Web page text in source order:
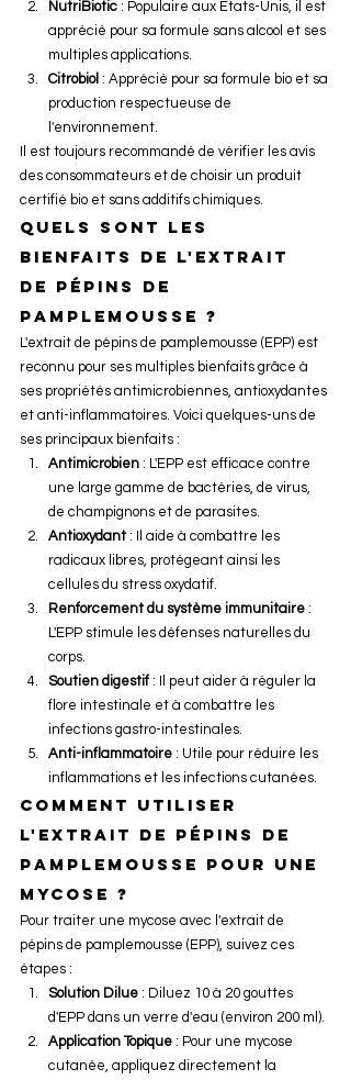
NutriBiotic : Populaire aux États-Unis, il est
apprécié pour sa formule sans alcool et ses
multiples applications.
Citrobiol : Apprécié pour sa formule bio et sa
production respectueuse de
l'environnement.
Il est toujours recommandé de vérifier les avis
des consommateurs et de choisir un produit
certifié bio et sans additifs chimiques.
Quels sont les
bienfaits de l'extrait
de pépins de
pamplemousse ?
L'extrait de pépins de pamplemousse (EPP) est
reconnu pour ses multiples bienfaits grâce à
ses propriétés antimicrobiennes, antioxydantes
et anti-inflammatoires. Voici quelques-uns de
ses principaux bienfaits :
Antimicrobien : L'EPP est efficace contre
une large gamme de bactéries, de virus,
de champignons et de parasites.
Antioxydant : Il aide à combattre les
radicaux libres, protégeant ainsi les
cellules du stress oxydatif.
Renforcement du système immunitaire :
L'EPP stimule les défenses naturelles du
corps.
Soutien digestif : Il peut aider à réguler la
flore intestinale et à combattre les
infections gastro-intestinales.
Anti-inflammatoire : Utile pour réduire les
inflammations et les infections cutanées.
Comment utiliser
l'extrait de pépins de
pamplemousse pour une
mycose ?
Pour traiter une mycose avec l'extrait de
pépins de pamplemousse (EPP), suivez ces
étapes :
Solution Dilue : Diluez 10 à 20 gouttes
d'EPP dans un verre d'eau (environ 200 ml).
Application Topique : Pour une mycose
cutanée, appliquez directement la